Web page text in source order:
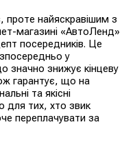
проте найяскравішим з
магазині «АвтоЛенд»
посередників. Це
у
значно знижує кінцеву
гарантує, що на
та якісні
для тих, хто звик
переплачувати за